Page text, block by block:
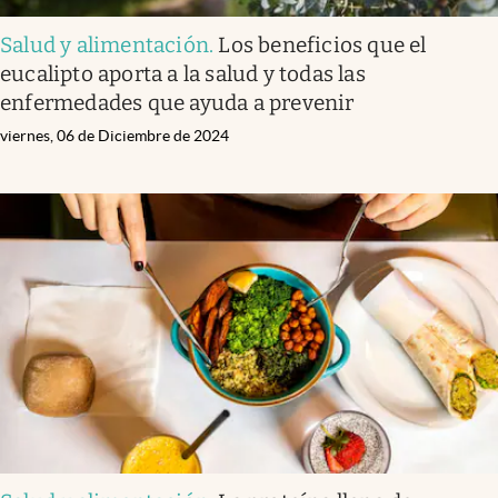
Salud y alimentación. Los beneficios que el
eucalipto aporta a la salud y todas las
enfermedades que ayuda a prevenir
viernes, 06 de Diciembre de 2024